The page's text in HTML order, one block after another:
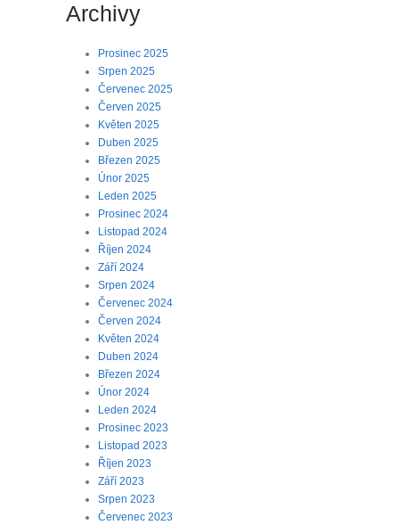
Archivy
Prosinec 2025
Srpen 2025
Červenec 2025
Červen 2025
Květen 2025
Duben 2025
Březen 2025
Únor 2025
Leden 2025
Prosinec 2024
Listopad 2024
Říjen 2024
Září 2024
Srpen 2024
Červenec 2024
Červen 2024
Květen 2024
Duben 2024
Březen 2024
Únor 2024
Leden 2024
Prosinec 2023
Listopad 2023
Říjen 2023
Září 2023
Srpen 2023
Červenec 2023